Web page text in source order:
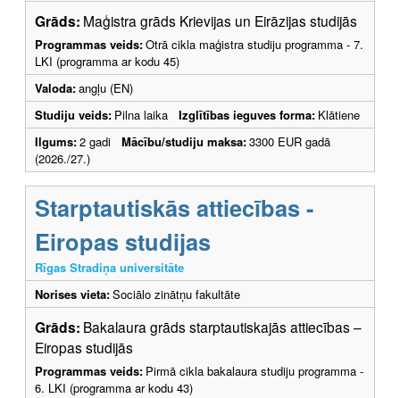
Grāds: Maģistra grāds Krievijas un Eirāzijas studijās
Programmas veids:Otrā cikla maģistra studiju programma - 7.
LKI (programma ar kodu 45)
Valoda:angļu (EN)
Studiju veids: Pilna laika Izglītības ieguves forma: Klātiene
Ilgums:2 gadi Mācību/studiju maksa:3300 EUR gadā
(2026./27.)
Starptautiskās attiecības -
Eiropas studijas
Rīgas Stradiņa universitāte
Norises vieta:Sociālo zinātņu fakultāte
Grāds: Bakalaura grāds starptautiskajās attiecības –
Eiropas studijās
Programmas veids: Pirmā cikla bakalaura studiju programma -
6. LKI (programma ar kodu 43)